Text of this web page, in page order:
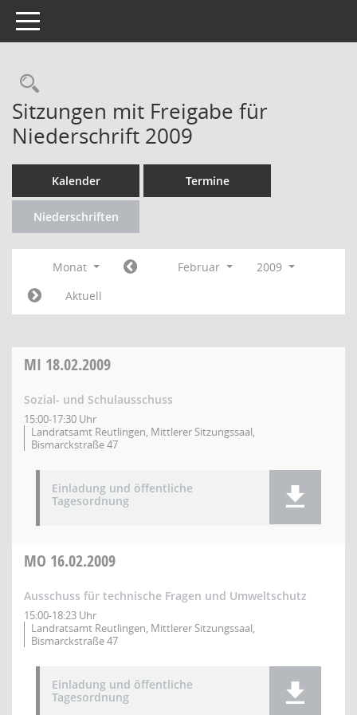
Toggle navigation
Rechercheauswahl
Sitzungen mit Freigabe für
Niederschrift 2009
Kalender Termine
Niederschriften
Monat Februar
2009
Aktuell
MI 18.02.2009
Sozial- und Schulausschuss
15:00-17:30 Uhr
Landratsamt Reutlingen, Mittlerer Sitzungssaal,
Bismarckstraße 47
Einladung und öffentliche
Tagesordnung
MO 16.02.2009
Ausschuss für technische Fragen und Umweltschutz
15:00-18:23 Uhr
Landratsamt Reutlingen, Mittlerer Sitzungssaal,
Bismarckstraße 47
Einladung und öffentliche
Tagesordnung